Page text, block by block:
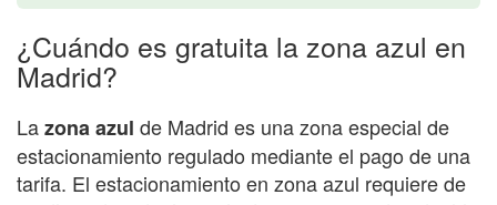
¿Cuándo es gratuita la zona azul en
Madrid?
Lazona azul de Madrid es una zona especial de
estacionamiento regulado mediante el pago de una
tarifa. El estacionamiento en zona azul requiere de